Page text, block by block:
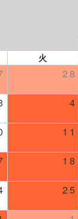
火
28
4
11
18
25